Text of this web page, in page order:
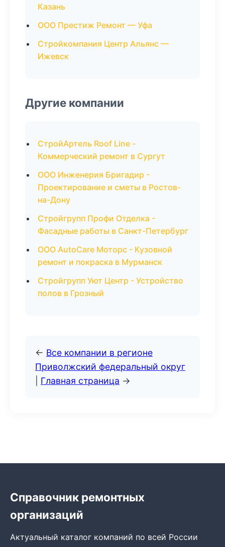
Казань
ООО Престиж Ремонт — Уфа
Стройкомпания Центр Альянс —
Ижевск
Другие компании
СтройАртель Roof Line -
Коммерческий ремонт в Сургут
ООО Инженерия Бригадир -
Проектирование и сметы в Ростов-
на-Дону
Стройгрупп Профи Отделка -
Фасадные работы в Санкт-Петербург
ООО AutoCare Моторс - Кузовной
ремонт и покраска в Мурманск
Стройгрупп Уют Центр - Устройство
полов в Грозный
← Все компании в регионе
Приволжский федеральный округ
Главная страница →
Справочник ремонтных
организаций
Актуальный каталог компаний по всей России